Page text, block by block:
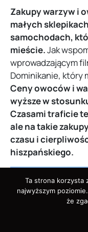
Zakupy warzyw i
małych
samochodach,
mieście.Jak
wprowadzającym
Dominikanie, który
Ceny owoców i
wyższe w
Czasami traficie
ale na takie
czasu i
hiszpańskiego.
Ta strona korzysta
najwyższym
że